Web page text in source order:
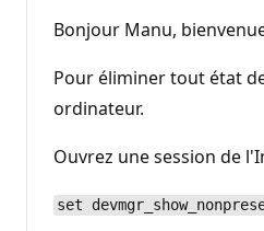
t
s
e
r
é
p
t
i
o
Bonjour Manu,
Pour éliminer tout état
ordinateur.
Ouvrez une session de
set